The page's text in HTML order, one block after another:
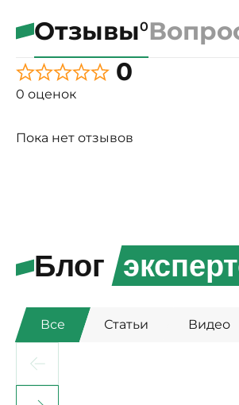
Отзывы0
0
0 оценок
Пока нет отзывов
Блог
Все Статьи Видео